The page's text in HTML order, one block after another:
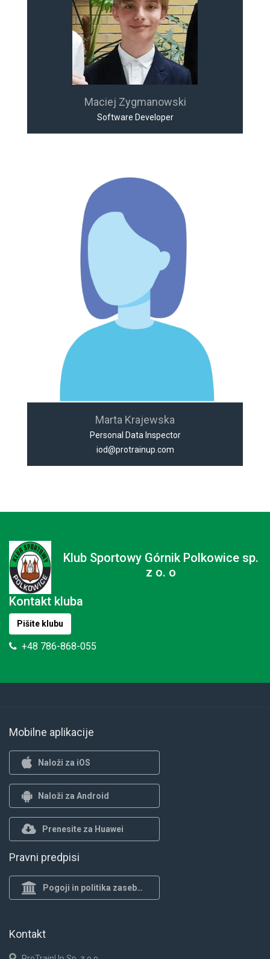
Maciej Zygmanowski
Software Developer
Marta Krajewska
Personal Data Inspector
iod@protrainup.com
Klub Sportowy Górnik Polkowice sp.
z o. o
Kontakt kluba
Pišite klubu
+48 786-868-055
Mobilne aplikacije
Naloži za iOS
Naloži za Android
Prenesite za Huawei
Pravni predpisi
Pogoji in politika zasebnosti
Kontakt